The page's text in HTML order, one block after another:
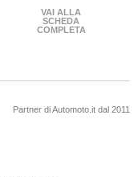
VAI ALLA
SCHEDA
COMPLETA
Partner di Automoto.it dal 2011